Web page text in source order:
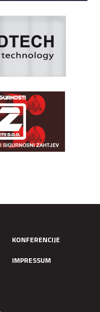
KONFERENCIJE
IMPRESSUM